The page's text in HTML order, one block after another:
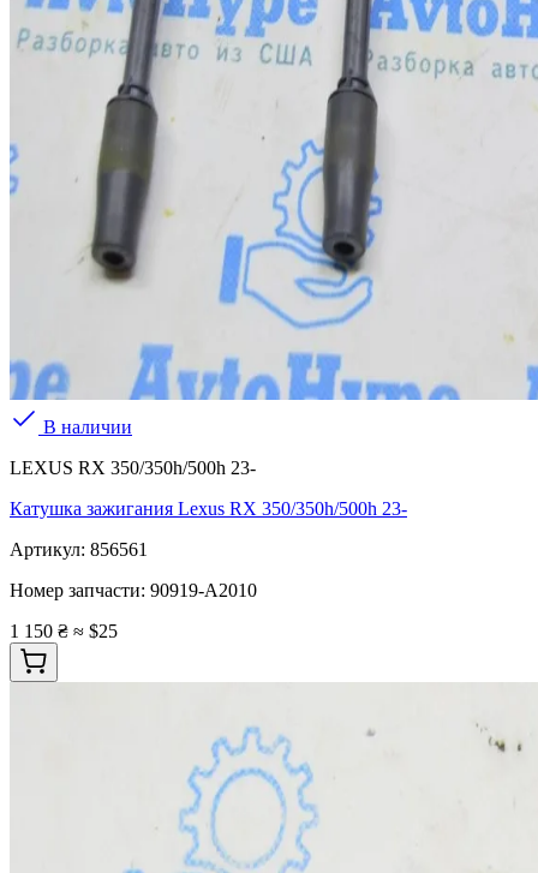
В наличии
LEXUS RX 350/350h/500h 23-
Катушка зажигания Lexus RX 350/350h/500h 23-
Артикул: 856561
Номер запчасти: 90919-A2010
1 150 ₴ ≈ $25